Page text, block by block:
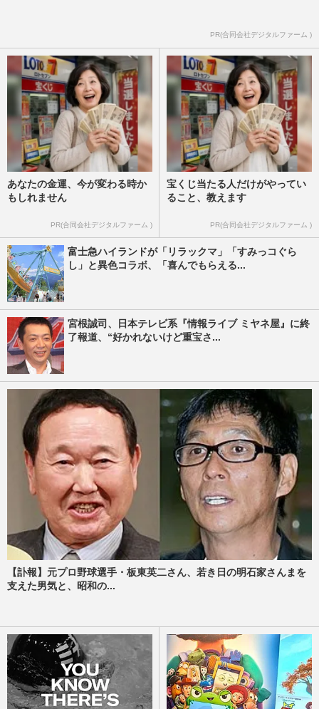
PR(合同会社デジタルファーム )
あなたの金運、今が変わる時か
もしれません
PR(合同会社デジタルファーム )
宝くじ当たる人だけがやってい
ること、教えます
PR(合同会社デジタルファーム )
富士急ハイランドが「リラックマ」「すみっコぐら
し」と異色コラボ、「喜んでもらえる...
宮根誠司、日本テレビ系『情報ライブ ミヤネ屋』に終
了報道、“好かれないけど重宝さ...
【訃報】元プロ野球選手・板東英二さん、若き日の明石家さんまを
支えた男気と、昭和の...